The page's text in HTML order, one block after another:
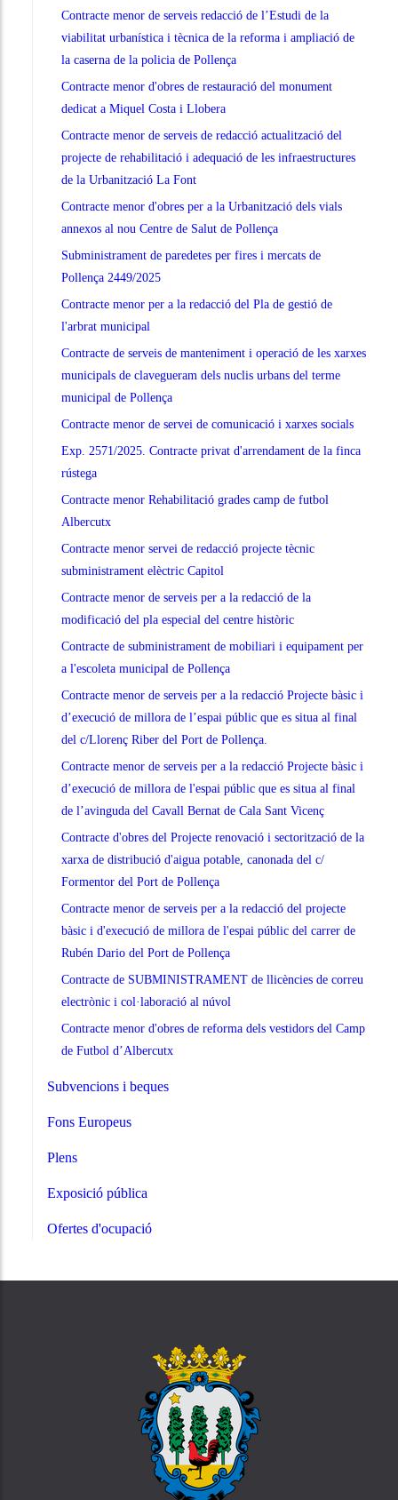
Contracte menor de serveis redacció de l’Estudi de la
viabilitat urbanística i tècnica de la reforma i ampliació de
la caserna de la policia de Pollença
Contracte menor d'obres de restauració del monument
dedicat a Miquel Costa i Llobera
Contracte menor de serveis de redacció actualització del
projecte de rehabilitació i adequació de les infraestructures
de la Urbanització La Font
Contracte menor d'obres per a la Urbanització dels vials
annexos al nou Centre de Salut de Pollença
Subministrament de paredetes per fires i mercats de
Pollença 2449/2025
Contracte menor per a la redacció del Pla de gestió de
l'arbrat municipal
Contracte de serveis de manteniment i operació de les xarxes
municipals de clavegueram dels nuclis urbans del terme
municipal de Pollença
Contracte menor de servei de comunicació i xarxes socials
Exp. 2571/2025. Contracte privat d'arrendament de la finca
rústega
Contracte menor Rehabilitació grades camp de futbol
Albercutx
Contracte menor servei de redacció projecte tècnic
subministrament elèctric Capitol
Contracte menor de serveis per a la redacció de la
modificació del pla especial del centre històric
Contracte de subministrament de mobiliari i equipament per
a l'escoleta municipal de Pollença
Contracte menor de serveis per a la redacció Projecte bàsic i
d’execució de millora de l’espai públic que es situa al final
del c/Llorenç Riber del Port de Pollença.
Contracte menor de serveis per a la redacció Projecte bàsic i
d’execució de millora de l'espai públic que es situa al final
de l’avinguda del Cavall Bernat de Cala Sant Vicenç
Contracte d'obres del Projecte renovació i sectorització de la
xarxa de distribució d'aigua potable, canonada del c/
Formentor del Port de Pollença
Contracte menor de serveis per a la redacció del projecte
bàsic i d'execució de millora de l'espai públic del carrer de
Rubén Dario del Port de Pollença
Contracte de SUBMINISTRAMENT de llicències de correu
electrònic i col·laboració al núvol
Contracte menor d'obres de reforma dels vestidors del Camp
de Futbol d’Albercutx
Subvencions i beques
Fons Europeus
Plens
Exposició pública
Ofertes d'ocupació